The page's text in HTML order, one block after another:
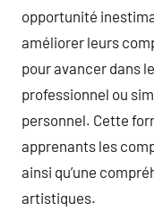
opportunité
améliorer leurs
pour avancer dans
professionnel ou
personnel. Cette
apprenants les
ainsi qu’une
artistiques.